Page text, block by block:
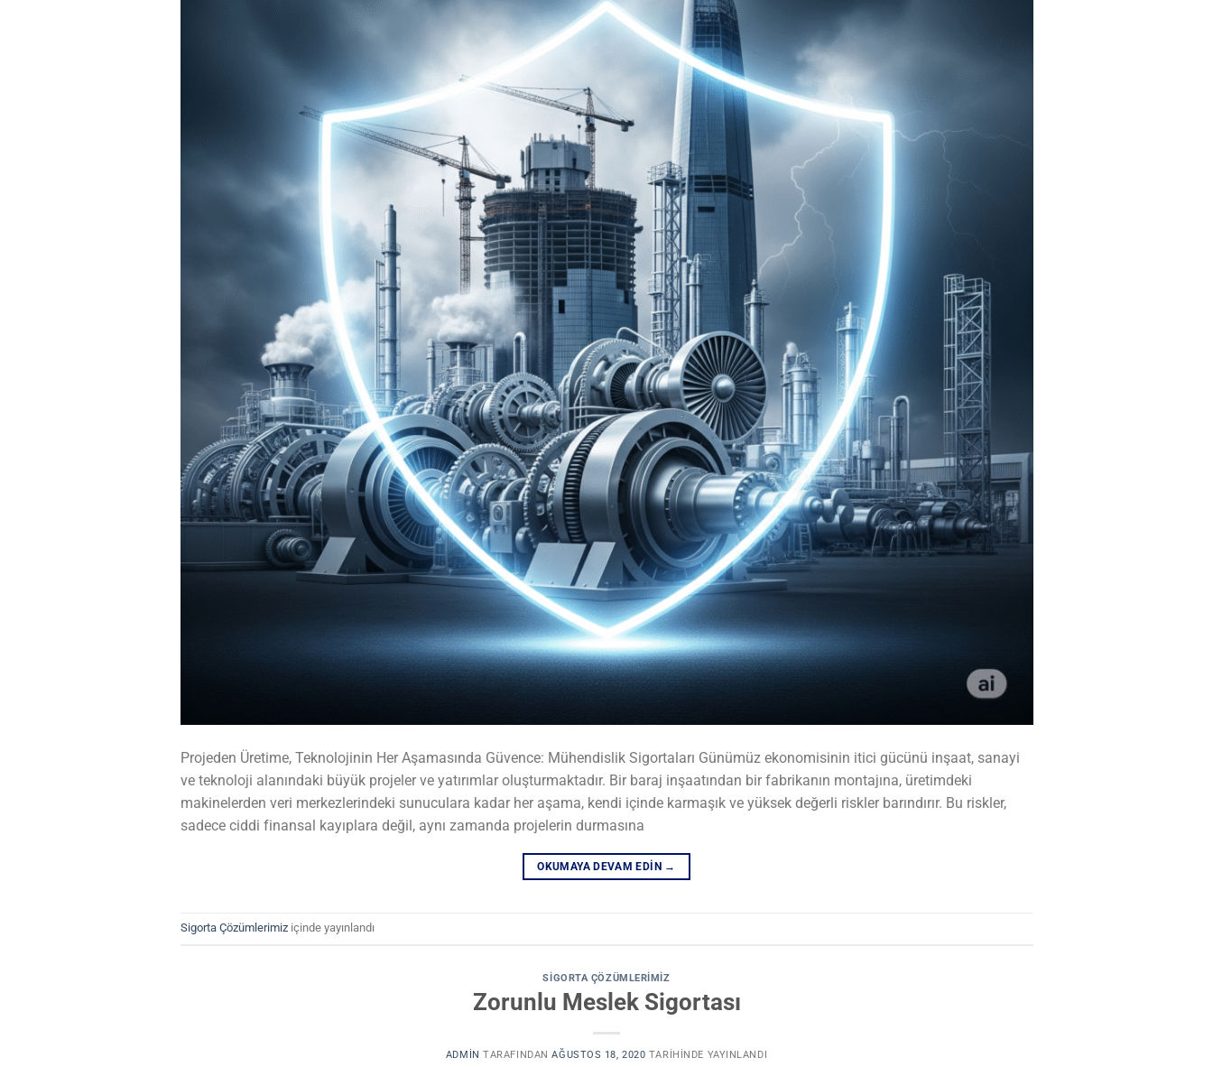
Projeden Üretime, Teknolojinin Her Aşamasında Güvence: Mühendislik Sigortaları Günümüz ekonomisinin itici gücünü inşaat, sanayi
ve teknoloji alanındaki büyük projeler ve yatırımlar oluşturmaktadır. Bir baraj inşaatından bir fabrikanın montajına, üretimdeki
makinelerden veri merkezlerindeki sunuculara kadar her aşama, kendi içinde karmaşık ve yüksek değerli riskler barındırır. Bu riskler,
sadece ciddi finansal kayıplara değil, aynı zamanda projelerin durmasına
OKUMAYA DEVAM EDIN →
Sigorta Çözümlerimiziçinde yayınlandı
SIGORTA ÇÖZÜMLERIMIZ
Zorunlu Meslek Sigortası
ADMIN TARAFINDAN AĞUSTOS 18, 2020 TARIHINDE YAYINLANDI